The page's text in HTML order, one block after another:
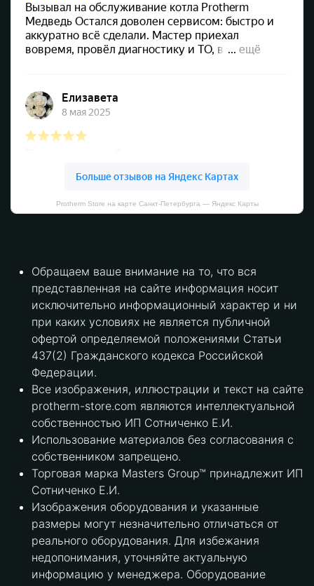
Protherm Store на карте Санкт‑Петербурга — Яндекс Карты
Обращаем ваше внимание на то, что вся
представленная на сайте информация носит
исключительно информационный характер и ни
при каких условиях не является публичной
офертой определяемой положениями Статьи
437(2) Гражданского кодекса Российской
Федерации.
Все изображения, иллюстрации и текст на сайте
protherm-store.com являются интеллектуальной
собственностью ИП Сотниченко Е.И.
Использование материалов без согласования с
собственником запрещено.
Торговая марка Masters Group™ принадлежит ИП
Сотниченко Е.И.
Изображения оборудования и указанные
размеры могут незначительно отличаться от
реального оборудования. Для избежания
недопонимания, уточняйте актуальную
информацию у менеджера. Оборудование